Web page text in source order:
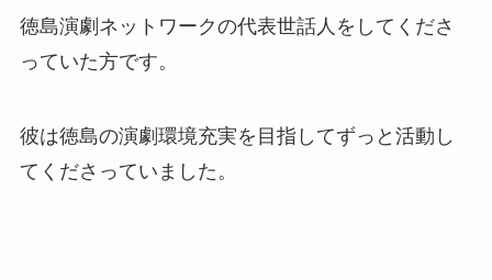
徳島演劇ネットワークの代表世話人をしてくださ
っていた方です。
彼は徳島の演劇環境充実を目指してずっと活動し
てくださっていました。